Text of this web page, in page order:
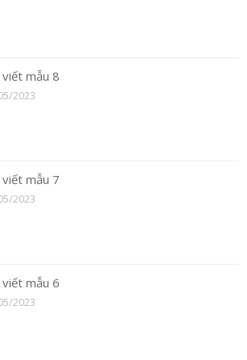
viết mẫu 8
2023
viết mẫu 7
2023
viết mẫu 6
2023